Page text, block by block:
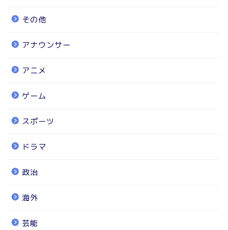
その他
アナウンサー
アニメ
ゲーム
スポーツ
ドラマ
政治
海外
芸能